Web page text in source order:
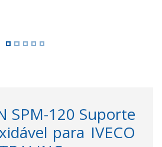
SPM-120 Suporte
para IVECO